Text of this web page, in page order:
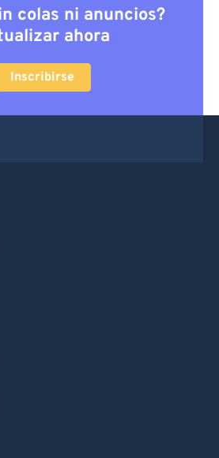
colas ni anuncios?
ahora
Inscribirse